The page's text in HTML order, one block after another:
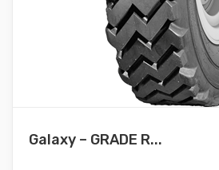
Galaxy – GRADE R...